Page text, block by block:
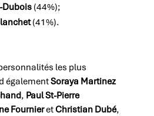
Dubois(44%);
(41%).
les plus
égalementSoraya Martinez
, Paul St-Pierre
FournieretChristian Dubé,